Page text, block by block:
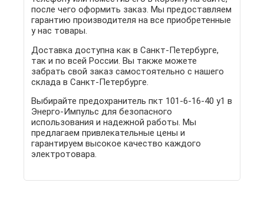
после чего оформить заказ. Мы предоставляем
гарантию производителя на все приобретенные
у нас товары.
Доставка доступна как в Санкт-Петербурге,
так и по всей России. Вы также можете
забрать свой заказ самостоятельно с нашего
склада в Санкт-Петербурге.
Выбирайте предохранитель пкт 101-6-16-40 у1 в
Энерго-Импульс для безопасного
использования и надежной работы. Мы
предлагаем привлекательные цены и
гарантируем высокое качество каждого
электротовара.